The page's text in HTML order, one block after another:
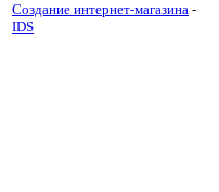
Создание интернет-магазина -
IDS